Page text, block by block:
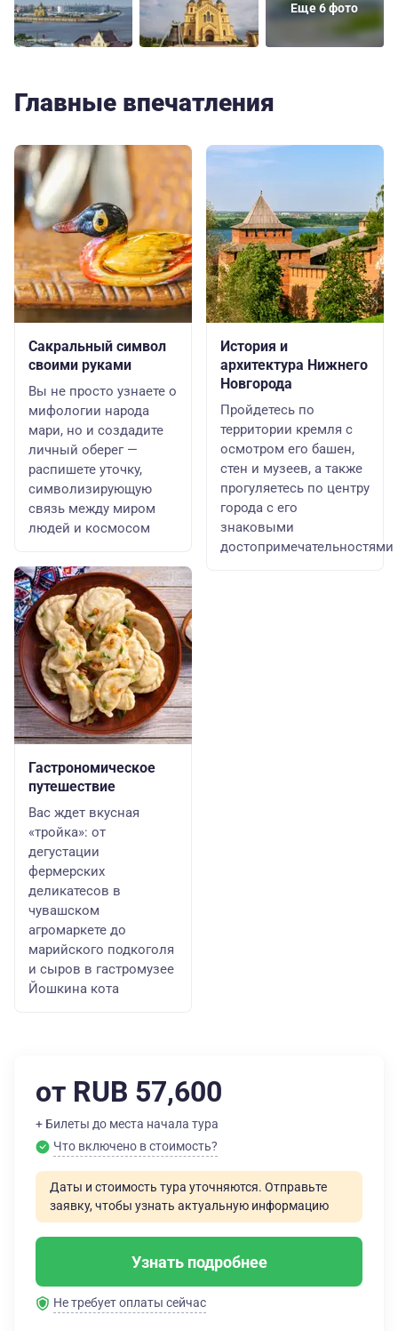
Еще 6 фото
Главные впечатления
Сакральный символ
своими руками
Вы не просто узнаете о
мифологии народа
мари, но и создадите
личный оберег —
распишете уточку,
символизирующую
связь между миром
людей и космосом
Гастрономическое
путешествие
Вас ждет вкусная
«тройка»: от
дегустации
фермерских
деликатесов в
чувашском
агромаркете до
марийского подкоголя
и сыров в гастромузее
Йошкина кота
История и
архитектура Нижнего
Новгорода
Пройдетесь по
территории кремля с
осмотром его башен,
стен и музеев, а также
прогуляетесь по центру
города с его
знаковыми
достопримечательностями
от RUB 57,600
+ Билеты до места начала тура
Что включено в стоимость?
Даты и стоимость тура уточняются. Отправьте
заявку, чтобы узнать актуальную информацию
Узнать подробнее
Не требует оплаты сейчас